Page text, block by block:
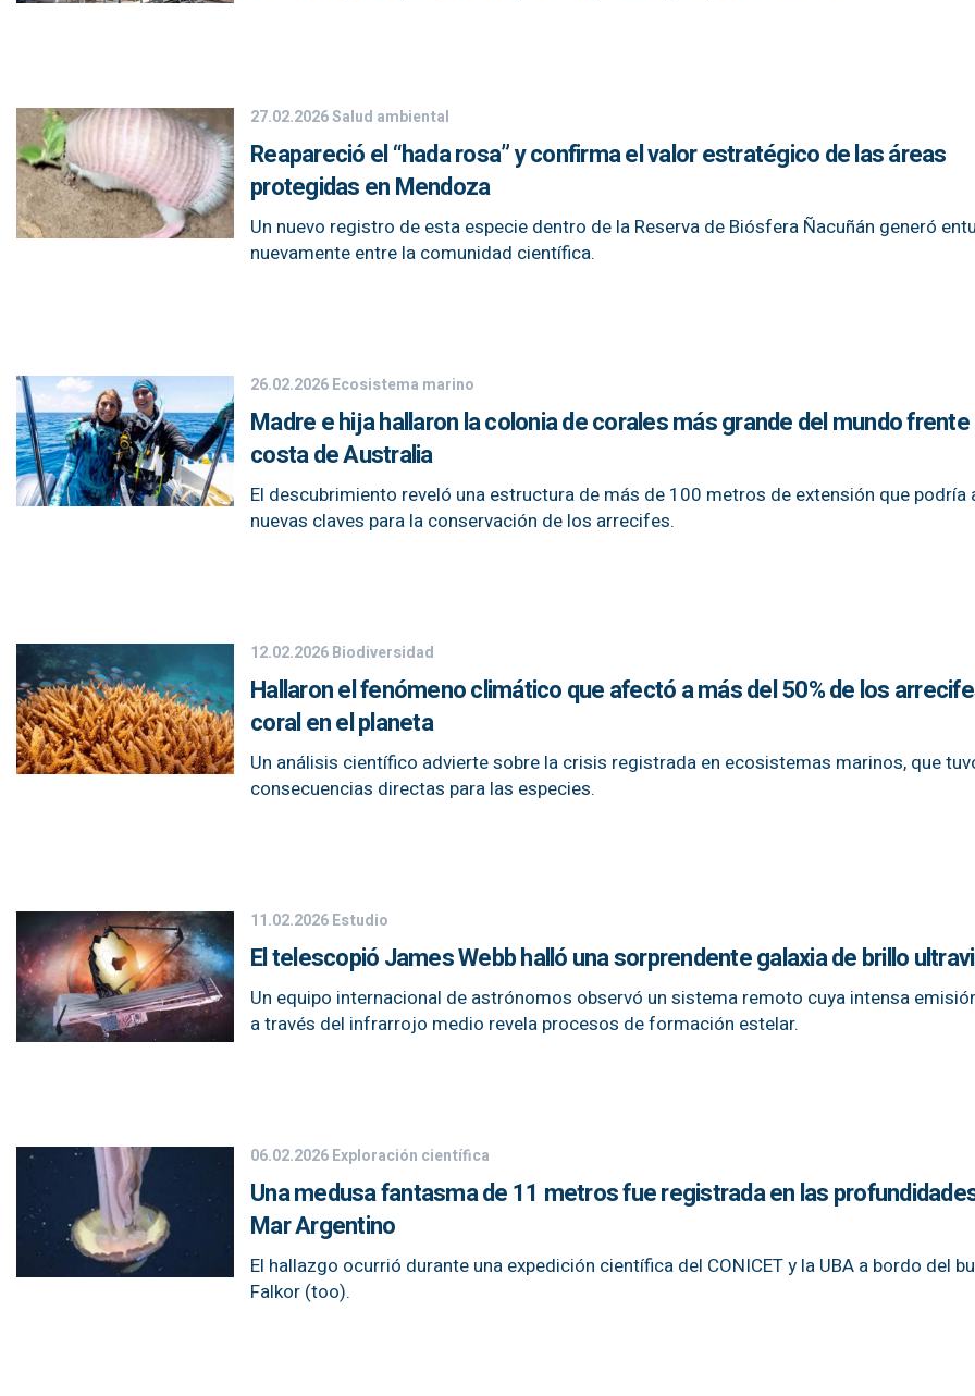
27.02.2026Salud ambiental
Reapareció el “hada rosa” y confirma el valor estratégico de las áreas
protegidas en Mendoza
Un nuevo registro de esta especie dentro de la Reserva de Biósfera Ñacuñán generó
nuevamente entre la comunidad científica.
26.02.2026Ecosistema marino
Madre e hija hallaron la colonia de corales más grande del mundo frente
costa de Australia
El descubrimiento reveló una estructura de más de 100 metros de extensión que podría
nuevas claves para la conservación de los arrecifes.
12.02.2026Biodiversidad
Hallaron el fenómeno climático que afectó a más del 50% de los
coral en el planeta
Un análisis científico advierte sobre la crisis registrada en ecosistemas marinos, que
consecuencias directas para las especies.
11.02.2026Estudio
El telescopió James Webb halló una sorprendente galaxia de brillo
Un equipo internacional de astrónomos observó un sistema remoto cuya intensa
a través del infrarrojo medio revela procesos de formación estelar.
06.02.2026Exploración científica
Una medusa fantasma de 11 metros fue registrada en las
Mar Argentino
El hallazgo ocurrió durante una expedición científica del CONICET y la UBA a bordo del
Falkor (too).